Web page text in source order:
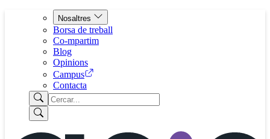
Nosaltres
Borsa de treball
Co-mpartim
Blog
Opinions
Campus
Contacta